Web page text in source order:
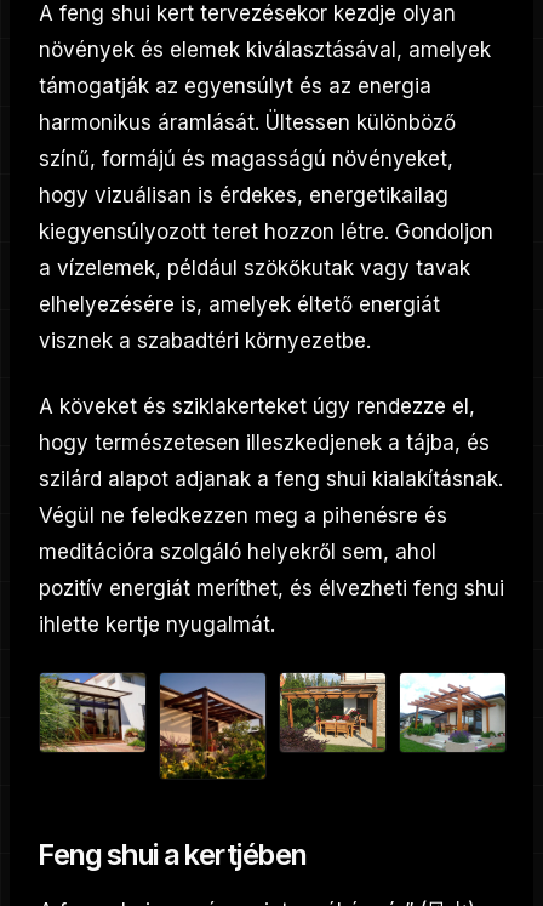
A feng shui kert tervezésekor kezdje olyan
növények és elemek kiválasztásával, amelyek
támogatják az egyensúlyt és az energia
harmonikus áramlását. Ültessen különböző
színű, formájú és magasságú növényeket,
hogy vizuálisan is érdekes, energetikailag
kiegyensúlyozott teret hozzon létre. Gondoljon
a vízelemek, például szökőkutak vagy tavak
elhelyezésére is, amelyek éltető energiát
visznek a szabadtéri környezetbe.
A köveket és sziklakerteket úgy rendezze el,
hogy természetesen illeszkedjenek a tájba, és
szilárd alapot adjanak a feng shui kialakításnak.
Végül ne feledkezzen meg a pihenésre és
meditációra szolgáló helyekről sem, ahol
pozitív energiát meríthet, és élvezheti feng shui
ihlette kertje nyugalmát.
Feng shui a kertjében